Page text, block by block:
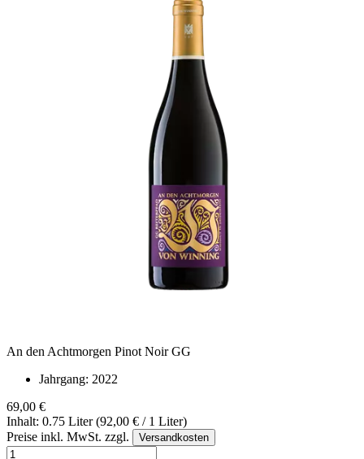
An den Achtmorgen Pinot Noir GG
Jahrgang: 2022
69,00 €
Inhalt: 0.75 Liter (92,00 € / 1 Liter)
Preise inkl. MwSt. zzgl.
Versandkosten